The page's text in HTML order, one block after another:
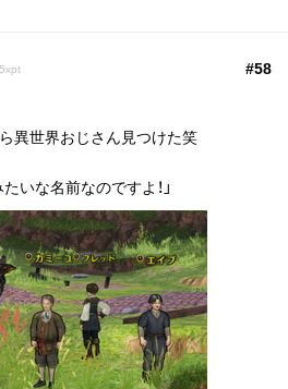
#58
異世界おじさん見つけた笑
いな名前なのですよ！」